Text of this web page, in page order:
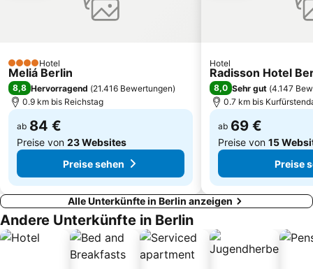
FEZ Wuhlheide
Zoologischer Garten Berlin
Moabit
Gendarmenmarkt
Kindl-Bühne Wuhlheide
4 SterneHotel
Meliá Berlin
8,8 Hervorragend (21.416 Bewertungen)
0.9 km bis Reichstag
ab 84 €
Preise von 23 Websites
Preise sehen
Hotel
Radisson Hotel
8,0 Sehr gut (4.147
0.7 km bis
ab 69 €
Preise von 15
Preise
Alle Unterkünfte in Berlin anzeigen
Andere Unterkünfte in Berlin